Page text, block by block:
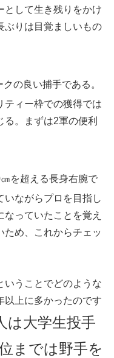
として生き残りをかけ
ぶりは目覚ましいもの
の良い捕手である。
ティー枠での獲得では
。まずは2軍の便利
を超える長身右腕で
いながらプロを目指し
っていたことを覚え
ため、これからチェッ
いうことでどのような
以上に多かったのです
は大学生投手
までは野手を